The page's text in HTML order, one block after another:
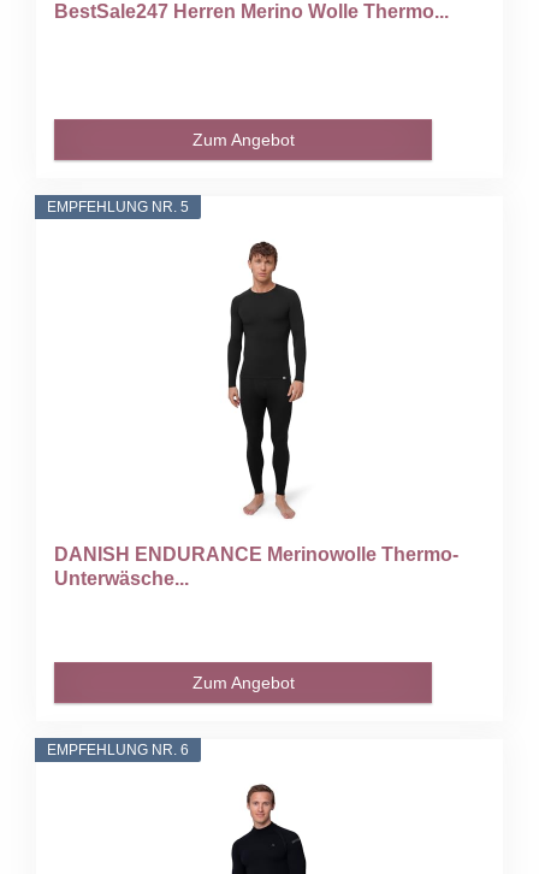
BestSale247 Herren Merino Wolle Thermo...
Zum Angebot
EMPFEHLUNG NR. 5
DANISH ENDURANCE Merinowolle Thermo-
Unterwäsche...
Zum Angebot
EMPFEHLUNG NR. 6